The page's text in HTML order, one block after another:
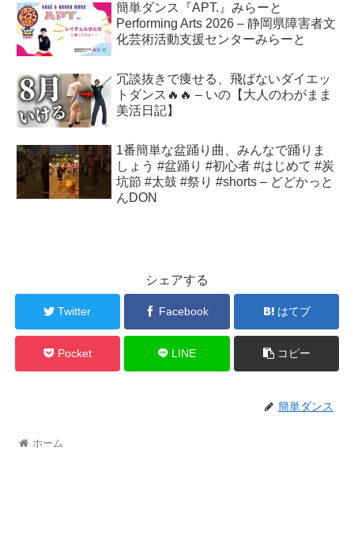
簡単ダンス『APT.』みらーと
Performing Arts 2026 – 静岡県障害者文
化芸術活動支援センターみらーと
冗談抜きで痩せる、飛ばないダイエッ
トダンス🔥🔥 – いの【大人のわがまま
美活日記】
1番簡単な盆踊り曲、みんなで踊りま
しょう #盆踊り #初心者 #はじめて #炭
坑節 #太鼓 #祭り #shorts – どどかっと
んDON
シェアする
Twitter Facebook はてブ
Pocket LINE コピー
簡単ダンス
ホーム